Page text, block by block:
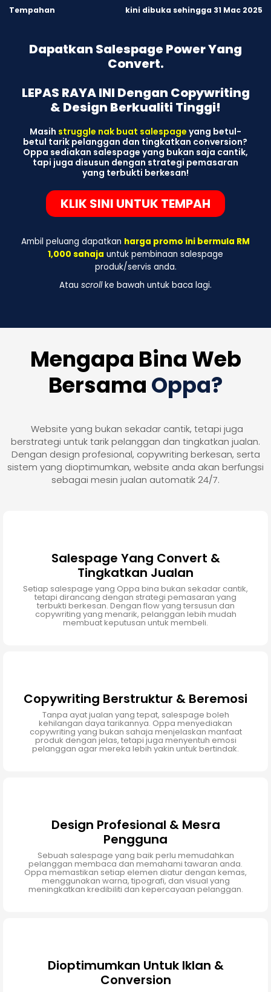
Tempahan kini dibuka sehingga 31 Mac 2025
Dapatkan Salespage Power Yang
Convert.
LEPAS RAYA INI Dengan Copywriting
& Design Berkualiti Tinggi!
Masih struggle nak buat salespage yang betul-
betul tarik pelanggan dan tingkatkan conversion?
Oppa sediakan salespage yang bukan saja cantik,
tapi juga disusun dengan strategi pemasaran
yang terbukti berkesan!
KLIK SINI UNTUK TEMPAH
Ambil peluang dapatkan harga promo ini bermula RM
1,000 sahaja untuk pembinaan salespage
produk/servis anda.
Atau scrollke bawah untuk baca lagi.
Mengapa Bina Web
Bersama Oppa?
Website yang bukan sekadar cantik, tetapi juga
berstrategi untuk tarik pelanggan dan tingkatkan jualan.
Dengan design profesional, copywriting berkesan, serta
sistem yang dioptimumkan, website anda akan berfungsi
sebagai mesin jualan automatik 24/7.
Salespage Yang Convert &
Tingkatkan Jualan
Setiap salespage yang Oppa bina bukan sekadar cantik,
tetapi dirancang dengan strategi pemasaran yang
terbukti berkesan. Dengan flow yang tersusun dan
copywriting yang menarik, pelanggan lebih mudah
membuat keputusan untuk membeli.
Copywriting Berstruktur & Beremosi
Tanpa ayat jualan yang tepat, salespage boleh
kehilangan daya tarikannya. Oppa menyediakan
copywriting yang bukan sahaja menjelaskan manfaat
produk dengan jelas, tetapi juga menyentuh emosi
pelanggan agar mereka lebih yakin untuk bertindak.
Design Profesional & Mesra
Pengguna
Sebuah salespage yang baik perlu memudahkan
pelanggan membaca dan memahami tawaran anda.
Oppa memastikan setiap elemen diatur dengan kemas,
menggunakan warna, tipografi, dan visual yang
meningkatkan kredibiliti dan kepercayaan pelanggan.
Dioptimumkan Untuk Iklan &
Conversion